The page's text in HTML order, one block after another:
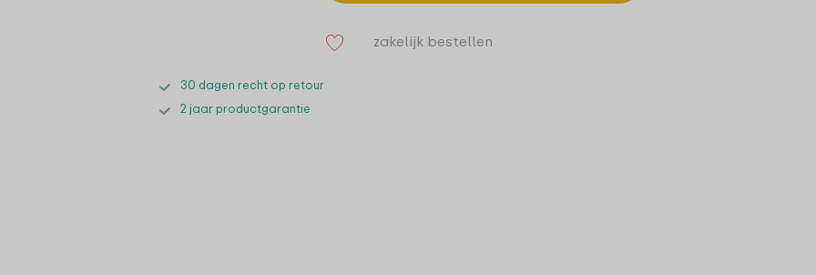
zakelijk bestellen
30 dagen recht op retour
2 jaar productgarantie